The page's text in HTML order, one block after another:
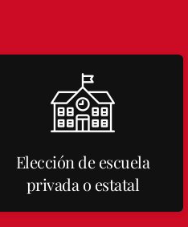
Elección de escuela
privada o estatal